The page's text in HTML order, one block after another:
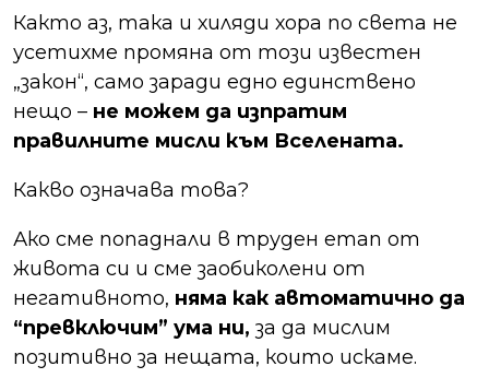
Както аз, така и хиляди хора по света не
усетихме промяна от този известен
„закон“, само заради едно единствено
нещо – не можем да изпратим
правилните мисли към Вселената.
Какво означава това?
Ако сме попаднали в труден етап от
живота си и сме заобиколени от
негативното, няма как автоматично да
“превключим” ума ни, за да мислим
позитивно за нещата, които искаме.